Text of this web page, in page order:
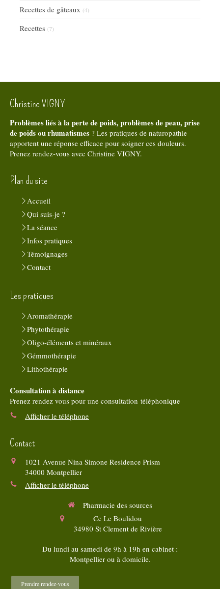
Recettes de gâteaux (4)
Recettes (7)
Christine VIGNY
Problèmes liés à la perte de poids, problèmes de peau, prise
de poids ou rhumatismes ? Les pratiques de naturopathie
apportent une réponse efficace pour soigner ces douleurs.
Prenez rendez-vous avec Christine VIGNY.
Plan du site
Accueil
Qui suis-je ?
La séance
Infos pratiques
Témoignages
Contact
Les pratiques
Aromathérapie
Phytothérapie
Oligo-éléments et minéraux
Gémmothérapie
Lithothérapie
Consultation à distance
Prenez rendez vous pour une consultation téléphonique
Afficher le téléphone
Contact
1021 Avenue Nina Simone Residence Prism
34000 Montpellier
Afficher le téléphone
Pharmacie des sources
Cc Le Boulidou
34980 St Clement de Rivière
Du lundi au samedi de 9h à 19h en cabinet :
Montpellier ou à domicile.
Prendre rendez-vous